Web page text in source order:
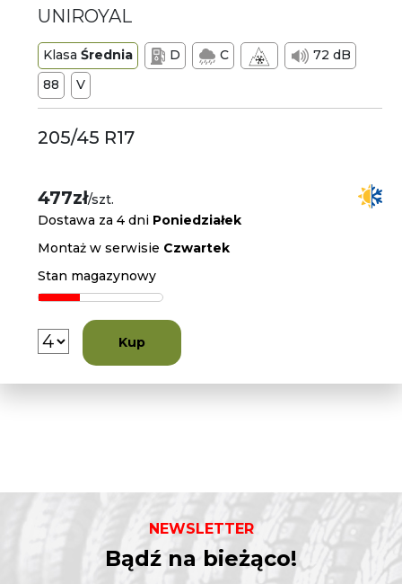
UNIROYAL
KlasaŚrednia D C
72 dB
88
V
205/45 R17
477zł/szt.
Dostawa za 4 dni Poniedziałek
Montaż w serwisie Czwartek
Stan magazynowy
Kup
NEWSLETTER
Bądź na bieżąco!